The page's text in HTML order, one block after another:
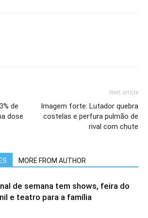
de
dose
Next article
Imagem forte: Lutador quebra
costelas e perfura pulmão de
rival com chute
MORE FROM AUTHOR
de semana tem shows, feira do
e teatro para a família